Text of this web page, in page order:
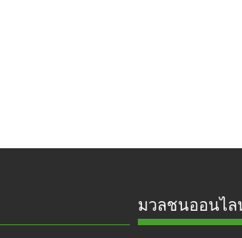
มวลชนออนไ